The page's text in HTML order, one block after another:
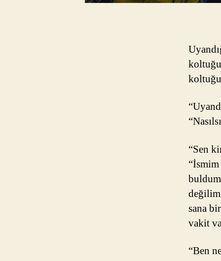
“Sen
sana
vakit
“Ben